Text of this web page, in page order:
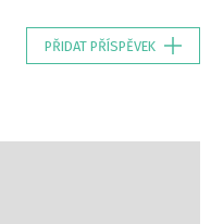
PŘIDAT PŘÍSPĚVEK